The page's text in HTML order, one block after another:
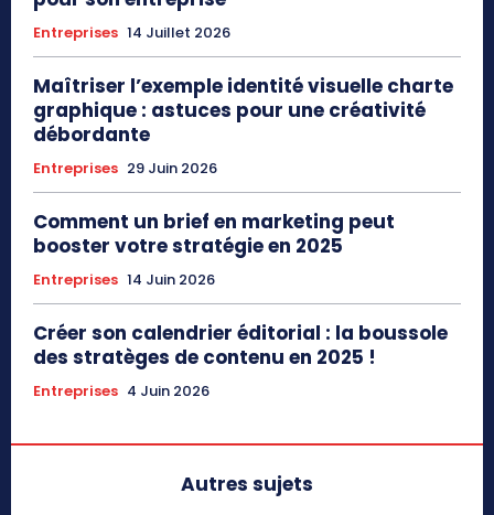
Entreprises 14 Juillet 2026
Maîtriser l’exemple identité visuelle charte
graphique : astuces pour une créativité
débordante
Entreprises 29 Juin 2026
Comment un brief en marketing peut
booster votre stratégie en 2025
Entreprises 14 Juin 2026
Créer son calendrier éditorial : la boussole
des stratèges de contenu en 2025 !
Entreprises 4 Juin 2026
Autres sujets